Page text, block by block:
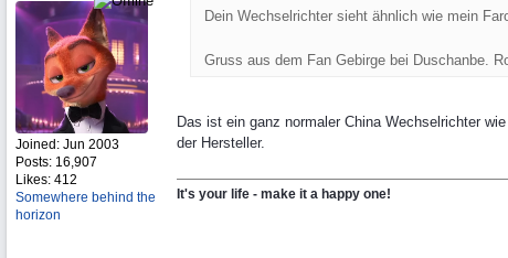
Joined: Jun 2003
Posts: 16,907
Likes: 412
Somewhere behind the
horizon
Dein Wechselrichter sieht ähnlich wie mein
Gruss aus dem Fan Gebirge bei Duschanbe.
Das ist ein ganz normaler China Wechselrichter
der Hersteller.
It's your life - make it a happy one!